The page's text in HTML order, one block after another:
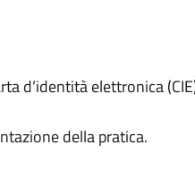
d’identità elettronica
della pratica.